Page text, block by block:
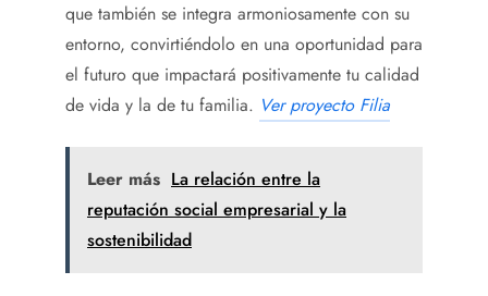
que también se integra armoniosamente con su
entorno, convirtiéndolo en una oportunidad para
el futuro que impactará positivamente tu calidad
de vida y la de tu familia. Ver proyecto Filia
Leer más La relación entre la
reputación social empresarial y la
sostenibilidad